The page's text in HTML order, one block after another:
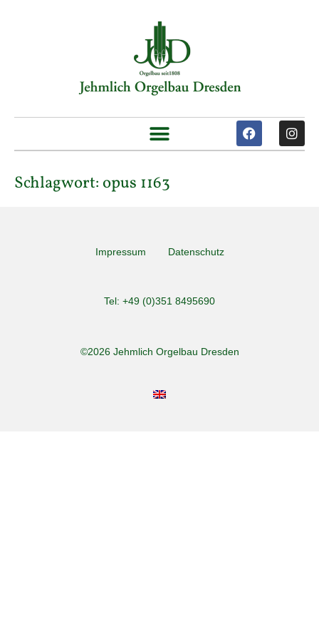
Schlagwort: opus 1163
Impressum Datenschutz
Tel: +49 (0)351 8495690
©2026 Jehmlich Orgelbau Dresden